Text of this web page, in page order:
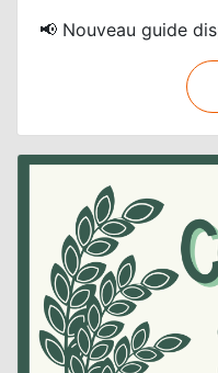
📢 Nouveau guide